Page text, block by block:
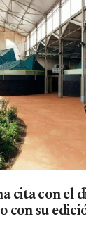
cita con el
con su